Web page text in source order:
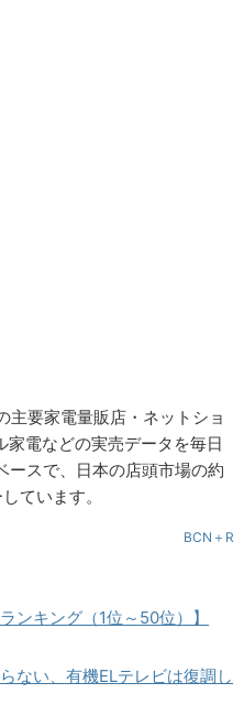
主要家電量販店・ネットショ
家電などの実売データを毎日
ースで、日本の店頭市場の約
ています。
BCN＋R
ンキング（1位～50位）】
ない、有機ELテレビは復調し